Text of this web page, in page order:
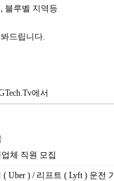
블루벨 지역등
드립니다.
에서
체 직원 모집
( Uber ) / 리프트 ( Lyft ) 운전